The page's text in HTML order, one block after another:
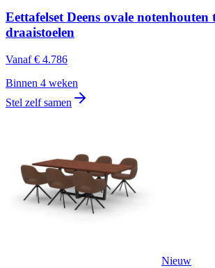
Eettafelset Deens ovale
draaistoelen
Vanaf € 4.786
Binnen 4 weken
Stel zelf samen
Nieuw